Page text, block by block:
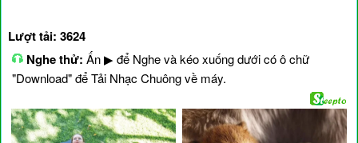
Lượt tải: 3624
Nghe thử: Ấn ▶ để Nghe và kéo xuống dưới có ô chữ
"Download" để Tải Nhạc Chuông về máy.